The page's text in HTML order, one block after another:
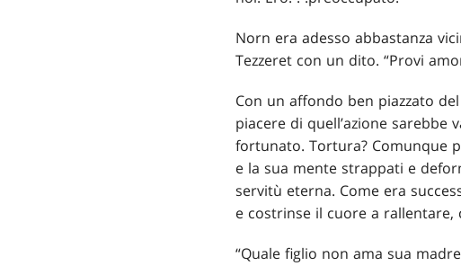
Norn era adesso abbastanza
Tezzeret con un dito. “Provi
Con un affondo ben piazzato
piacere di quell’azione sarebbe
fortunato. Tortura? Comunque
e la sua mente strappati e
servitù eterna. Come era
e costrinse il cuore a
“Quale figlio non ama sua